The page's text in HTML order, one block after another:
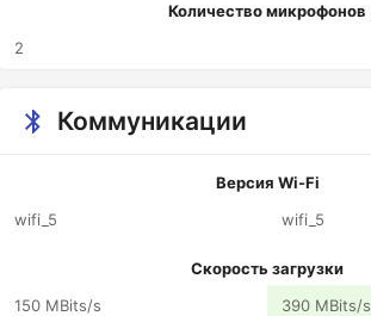
Количество микрофонов
2
Коммуникации
Версия Wi-Fi
wifi_5
wifi_5
Скорость загрузки
150 MBits/s
390 MBits/s